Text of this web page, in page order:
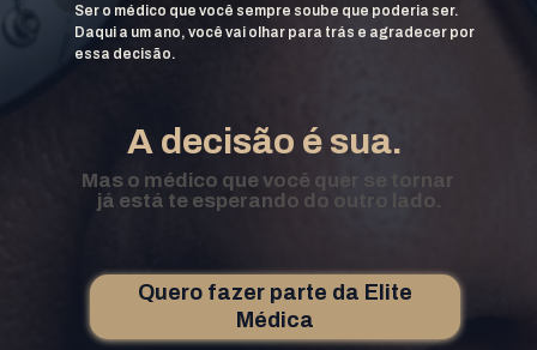
Ser o médico que você sempre soube que poderia ser.
Daqui a um ano, você vai olhar para trás e agradecer por
essa decisão.
A decisão é sua.
Mas o médico que você quer se tornar
já está te esperando do outro lado.
Quero fazer parte da Elite
Médica